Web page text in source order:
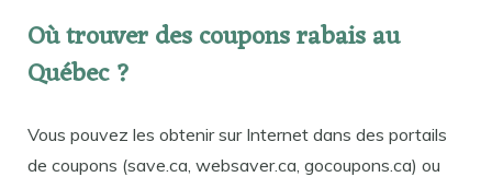
Où trouver des coupons rabais au
Québec ?
Vous pouvez les obtenir sur Internet dans des portails
de coupons (save.ca, websaver.ca, gocoupons.ca) ou